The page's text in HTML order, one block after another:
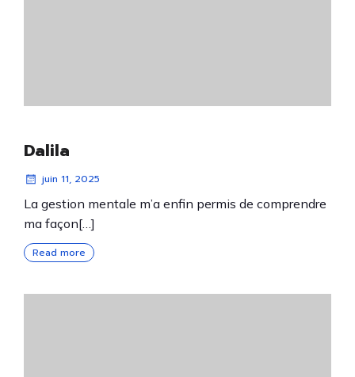
Dalila
juin 11, 2025
La gestion mentale m’a enfin permis de comprendre
ma façon[…]
Read more